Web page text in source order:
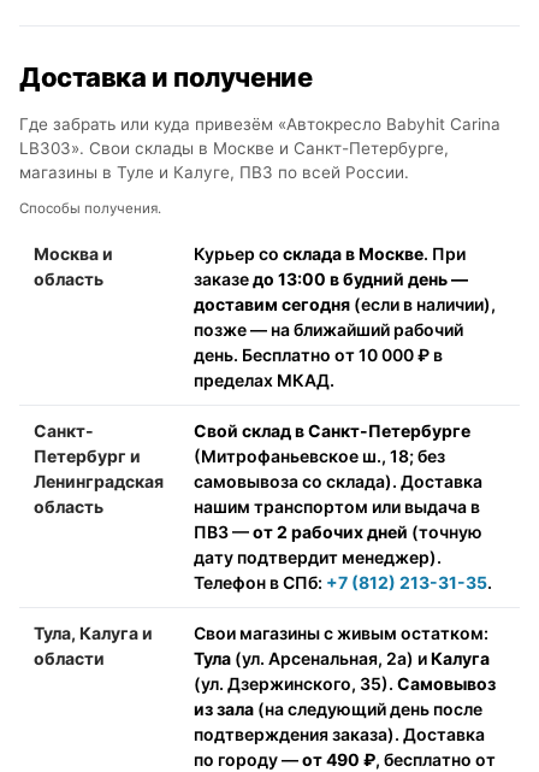
Доставка и получение
Где забрать или куда привезём «Автокресло Babyhit Carina
LB303». Свои склады в Москве и Санкт-Петербурге,
магазины в Туле и Калуге, ПВЗ по всей России.
Способы получения.
Москва и
область
Курьер со склада в Москве. При
заказедо 13:00 в будний день —
доставим сегодня (если в наличии),
позже — на ближайший рабочий
день. Бесплатно от 10 000 ₽ в
пределах МКАД.
Санкт-
Петербург и
Ленинградская
область
Свой склад в Санкт-Петербурге
(Митрофаньевское ш., 18; без
самовывоза со склада). Доставка
нашим транспортом или выдача в
ПВЗ —от 2 рабочих дней (точную
дату подтвердит менеджер).
Телефон в СПб: +7 (812) 213-31-35.
Тула, Калуга и
области
Свои магазины с живым остатком:
Тула (ул. Арсенальная, 2а) иКалуга
(ул. Дзержинского, 35). Самовывоз
из зала (на следующий день после
подтверждения заказа). Доставка
по городу —от 490 ₽, бесплатно от